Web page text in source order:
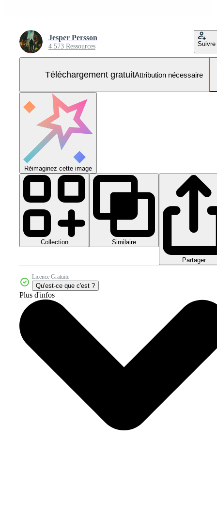
Jesper Persson
4 573 Ressources Suivre
Téléchargement gratuitAttribution nécessaire
Réimaginez cette image
Collection Similaire
Partager
Licence Gratuite
Qu'est-ce que c'est ?
Plus d'infos